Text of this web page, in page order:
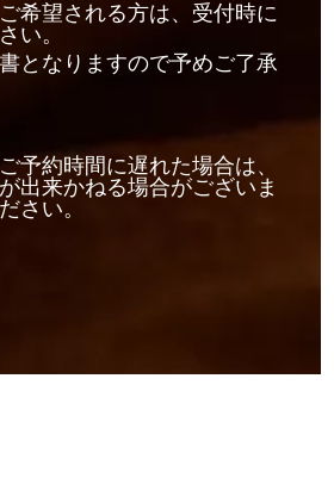
希望される方は、受付時に
い。
となりますので予めご了承
予約時間に遅れた場合は、
出来かねる場合がございま
さい。